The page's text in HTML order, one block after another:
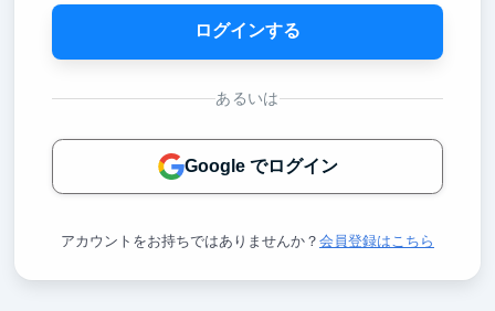
ログインする
あるいは
Google でログイン
アカウントをお持ちではありませんか？ 会員登録はこちら